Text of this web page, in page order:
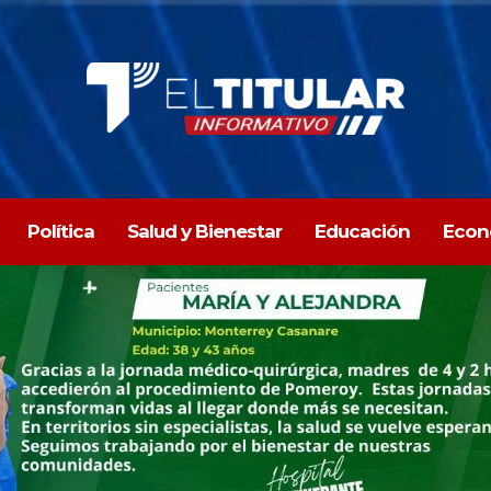
Política Salud y Bienestar Educación